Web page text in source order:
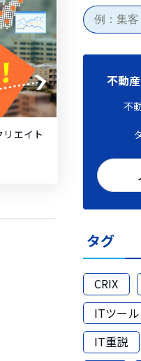
エイト
不動
不
タグ
CRIX
ITツール
IT重説